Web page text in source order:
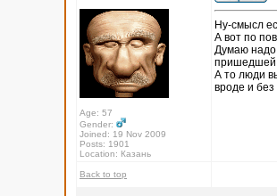
Age: 57
Gender:
Joined: 19 Nov 2009
Posts: 1901
Location: Казань
Ну-смысл
А вот по
Думаю надо
пришедшей
А то люди
вроде и без
Back to top